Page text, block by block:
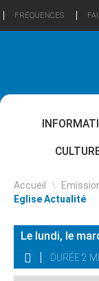
FRÉQUENCES
Accueil \
Eglise Actualité
Le lundi, le
DURÉE 2